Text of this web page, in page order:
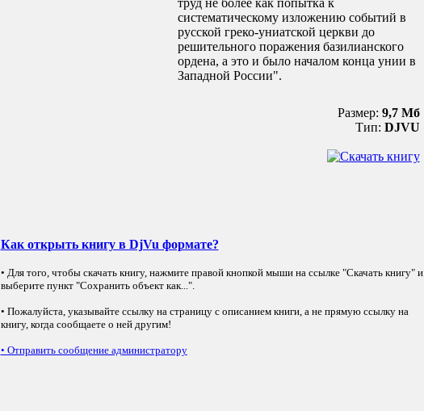
труд не более как попытка к
систематическому изложению событий в
русской греко-униатской церкви до
решительного поражения базилианского
ордена, а это и было началом конца унии в
Западной России".
Размер: 9,7 Мб
Тип: DJVU
Как открыть книгу в DjVu формате?
• Для того, чтобы скачать книгу, нажмите правой кнопкой мыши на ссылке "Скачать книгу" и
выберите пункт "Сохранить объект как...".
• Пожалуйста, указывайте ссылку на страницу с описанием книги, а не прямую ссылку на
книгу, когда сообщаете о ней другим!
• Отправить сообщение администратору